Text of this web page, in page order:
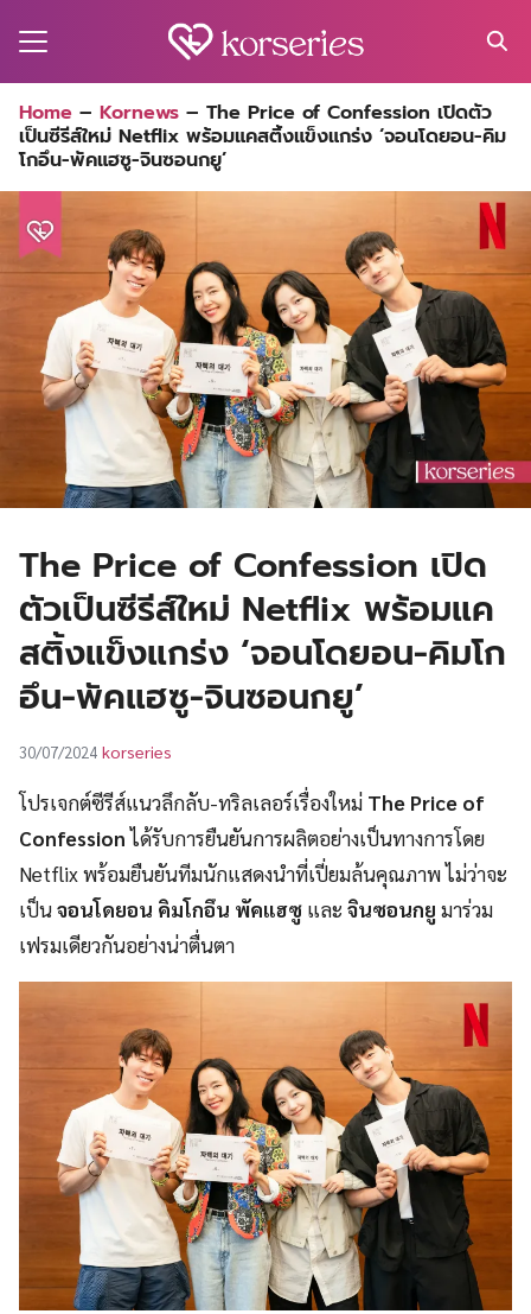
for:
Home – Kornews – The Price of Confession เปิดตัว
เป็นซีรีส์ใหม่ Netflix พร้อมแคสติ้งแข็งแกร่ง ‘จอนโดยอน-คิม
โกอึน-พัคแฮซู-จินซอนกยู’
The Price of Confession เปิด
ตัวเป็นซีรีส์ใหม่ Netflix พร้อมแค
สติ้งแข็งแกร่ง ‘จอนโดยอน-คิมโก
อึน-พัคแฮซู-จินซอนกยู’
30/07/2024 korseries
โปรเจกต์ซีรีส์แนวลึกลับ-ทริลเลอร์เรื่องใหม่ The Price of
Confessionได้รับการยืนยันการผลิตอย่างเป็นทางการโดย
Netflix พร้อมยืนยันทีมนักแสดงนำที่เปี่ยมล้นคุณภาพ ไม่ว่าจะ
เป็นจอนโดยอน คิมโกอึน พัคแฮซู และ จินซอนกยู มาร่วม
เฟรมเดียวกันอย่างน่าตื่นตา